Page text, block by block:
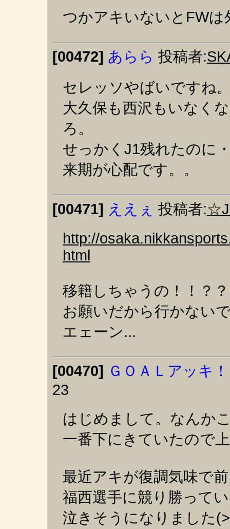
つかアキいないとFW
[00472] あらら 投稿者:
セレッソやばいですね
大久保も西沢もいなく
ろ。
せっかくJ1残れたのに
来期が心配です。。
[00471] ええぇ 投稿者:
http://
html
移籍しちゃうの！！？？
お願いだから行かない
エェーン...
[00470] ＧＯＡＬアッキ
23
はじめまして。なんか
一番下にきていたので
最近アキが復調気味で
福西選手に競り勝って
泣きそうになりました